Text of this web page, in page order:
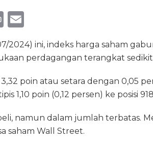
P
ri
n
m
ai
l
2024) ini, indeks harga saham
perdagangan terangkat
poin atau setara dengan 0,05
1,10 poin (0,12 persen) ke posisi
namun dalam jumlah terbatas.
saham Wall Street.